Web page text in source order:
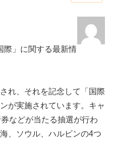
際」に関する最新情
れ、それを記念して「国際
が実施されています。キャ
などが当たる抽選が行わ
、ソウル、ハルビンの4つ